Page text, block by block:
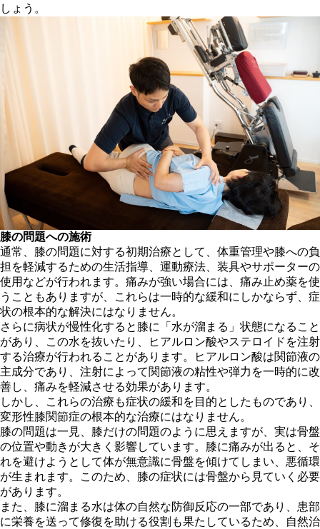
しょう。
膝の問題への施術
通常、膝の問題に対する初期治療として、体重管理や膝への負
担を軽減するための生活指導、運動療法、装具やサポーターの
使用などが行われます。痛みが強い場合には、痛み止め薬を使
うこともありますが、これらは一時的な緩和にしかならず、症
状の根本的な解決にはなりません。
さらに病状が慢性化すると膝に「水が溜まる」状態になること
があり、この水を抜いたり、ヒアルロン酸やステロイドを注射
する治療が行われることがあります。ヒアルロン酸は関節液の
主成分であり、注射によって関節液の粘性や弾力を一時的に改
善し、痛みを軽減させる効果があります。
しかし、これらの治療も症状の緩和を目的としたものであり、
変形性膝関節症の根本的な治療にはなりません。
膝の問題は一見、膝だけの問題のように思えますが、実は骨盤
の位置や動きが大きく影響しています。膝に痛みが出ると、そ
れを避けようとして体が無意識に骨盤を傾けてしまい、悪循環
が生まれます。このため、膝の症状には骨盤から見ていく必要
があります。
また、膝に溜まる水は体の自然な防御反応の一部であり、患部
に栄養を送って修復を助ける役割も果たしているため、自然治